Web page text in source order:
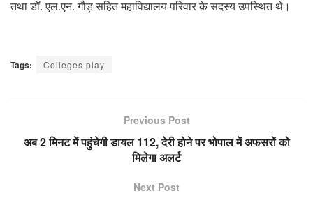
तथा डॉ. एल.एन. गौड़ सहित महाविद्यालय परिवार के सदस्य उपस्थित थे।
Tags: Colleges play
Previous Post
अब 2 मिनट में पहुंचेगी डायल 112, देरी होने पर भोपाल में अफसरों को
मिलेगा अलर्ट
Next Post